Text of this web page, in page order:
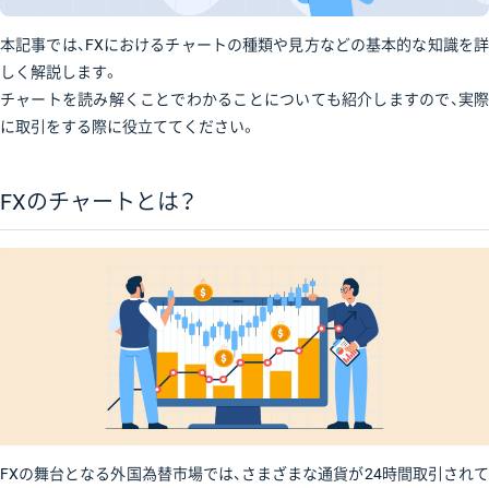
本記事では、FXにおけるチャートの種類や見方などの基本的な知識を詳
しく解説します。
チャートを読み解くことでわかることについても紹介しますので、実際
に取引をする際に役立ててください。
FXのチャートとは？
FXの舞台となる外国為替市場では、さまざまな通貨が24時間取引されて